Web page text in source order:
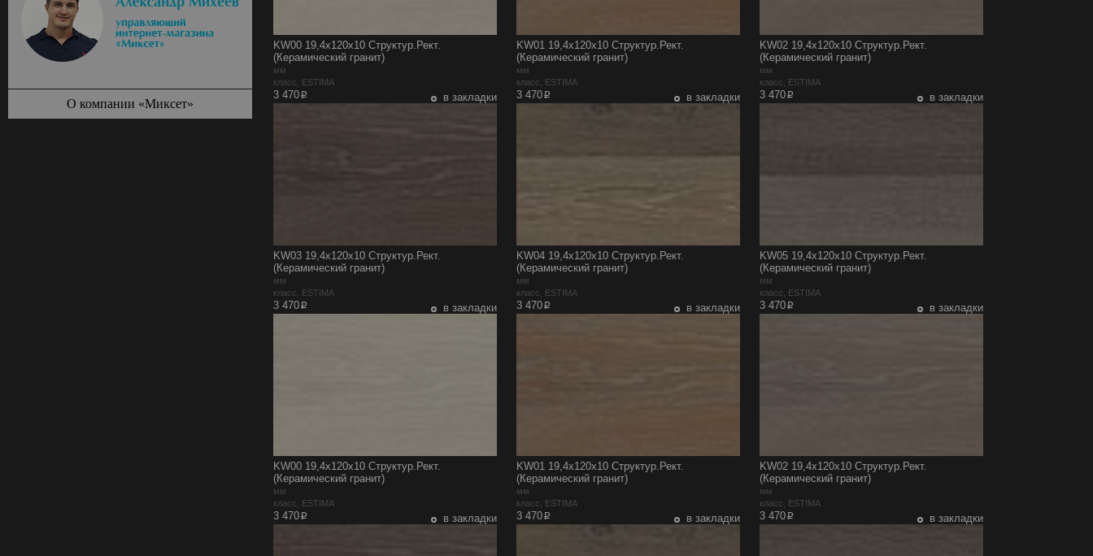
KW00 19,4x120x10 Структур.Рект.
(Керамический гранит)
мм
класс, ESTIMA
3 470p в закладки
KW01 19,4x120x10 Структур.Рект.
(Керамический гранит)
мм
класс, ESTIMA
3 470p в закладки
KW02 19,4x120x10 Структур.Рект.
(Керамический гранит)
мм
класс, ESTIMA
3 470p в закладки
KW03 19,4x120x10 Структур.Рект.
(Керамический гранит)
мм
класс, ESTIMA
3 470p в закладки
KW04 19,4x120x10 Структур.Рект.
(Керамический гранит)
мм
класс, ESTIMA
3 470p в закладки
KW05 19,4x120x10 Структур.Рект.
(Керамический гранит)
мм
класс, ESTIMA
3 470p в закладки
KW00 19,4x120x10 Структур.Рект.
(Керамический гранит)
мм
класс, ESTIMA
3 470p в закладки
KW01 19,4x120x10 Структур.Рект.
(Керамический гранит)
мм
класс, ESTIMA
3 470p в закладки
KW02 19,4x120x10 Структур.Рект.
(Керамический гранит)
мм
класс, ESTIMA
3 470p в закладки
О компании «Миксет»